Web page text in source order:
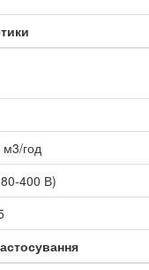
м3/год
400 В)